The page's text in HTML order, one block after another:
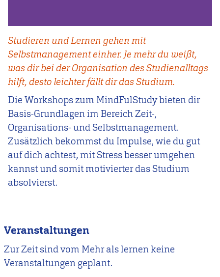
Studieren und Lernen gehen mit
Selbstmanagement einher. Je mehr du weißt,
was dir bei der Organisation des Studienalltags
hilft, desto leichter fällt dir das Studium.
Die Workshops zum MindFulStudy bieten dir
Basis-Grundlagen im Bereich Zeit-,
Organisations- und Selbstmanagement.
Zusätzlich bekommst du Impulse, wie du gut
auf dich achtest, mit Stress besser umgehen
kannst und somit motivierter das Studium
absolvierst.
Veranstaltungen
Zur Zeit sind vom Mehr als lernen keine
Veranstaltungen geplant.